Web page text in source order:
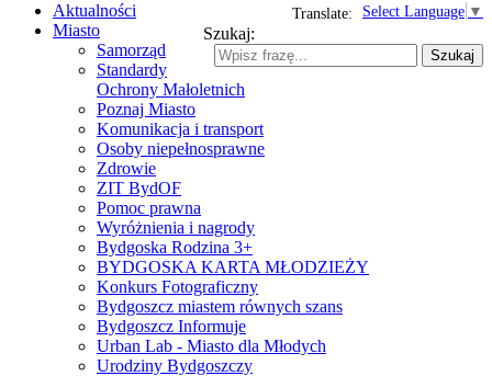
Select Language ▼
Translate:
Szukaj:
Szukaj
Aktualności
Miasto
Samorząd
Standardy
Ochrony Małoletnich
Poznaj Miasto
Komunikacja i transport
Osoby niepełnosprawne
Zdrowie
ZIT BydOF
Pomoc prawna
Wyróżnienia i nagrody
Bydgoska Rodzina 3+
BYDGOSKA KARTA MŁODZIEŻY
Konkurs Fotograficzny
Bydgoszcz miastem równych szans
Bydgoszcz Informuje
Urban Lab - Miasto dla Młodych
Urodziny Bydgoszczy